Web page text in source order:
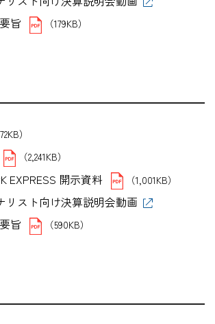
旨
（179KB）
）
（2,241KB）
EXPRESS 開示資料 （1,001KB）
リスト向け決算説明会動画
旨
（590KB）